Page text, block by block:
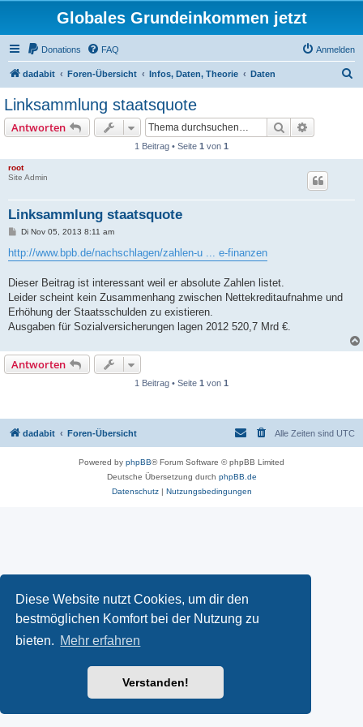
Diese Website nutzt Cookies, um dir den
bestmöglichen Komfort bei der Nutzung zu
bieten. Mehr erfahren
Verstanden!
Globales Grundeinkommen jetzt
Donations FAQ Anmelden
dadabit Foren-Übersicht Infos, Daten, Theorie Daten
Linksammlung staatsquote
Antworten Suche
1 Beitrag • Seite 1 von 1
root
Site Admin
Linksammlung staatsquote
B
i
t
a
g
Di Nov 05, 2013 8:11 am
http://www.bpb.de/nachschlagen/zahlen-u ... e-finanzen
Dieser Beitrag ist interessant weil er absolute Zahlen listet.
Leider scheint kein Zusammenhang zwischen Nettekreditaufnahme und
Erhöhung der Staatsschulden zu existieren.
Ausgaben für Sozialversicherungen lagen 2012 520,7 Mrd €.
Antworten
1 Beitrag • Seite 1 von 1
dadabit Foren-Übersicht Alle Zeiten sind UTC
Powered by phpBB® Forum Software © phpBB Limited
Deutsche Übersetzung durch phpBB.de
Datenschutz| Nutzungsbedingungen